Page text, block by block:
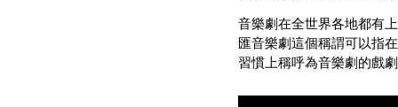
音樂劇在全世界各地都有
匯音樂劇這個稱謂可以指
習慣上稱呼為音樂劇的戲